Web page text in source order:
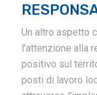
Un altro aspetto
l’attenzione alla
positivo sul
posti di lavoro